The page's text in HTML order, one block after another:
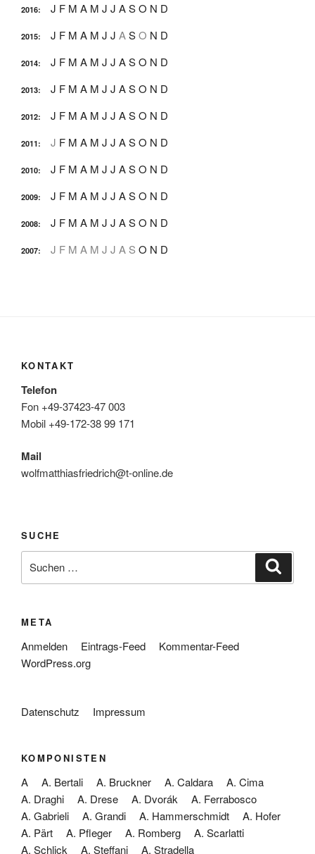
2016: J F M A M J J ASO N D
2015: J F M A M J J ASO N D
2014: J F M A M J J ASO N D
2013: J F M A M J J ASO N D
2012: J F M A M J J ASO N D
2011: J F M A M J J ASO N D
2010: J F M A M J J ASO N D
2009: J F M A M J J ASO N D
2008: J F M A M J J ASO N D
2007: J F M A M J J A S O N D
KONTAKT
Telefon
Fon +49-37423-47 003
Mobil +49-172-38 99 171
Mail
wolfmatthiasfriedrich@t-online.de
SUCHE
nach:
META
Anmelden Eintrags-Feed
Kommentar-Feed
WordPress.org
Datenschutz Impressum
KOMPONISTEN
A A. Bertali A. Bruckner A. Caldara
A. Cima
A. Draghi
A. Drese A. Dvorák
A. Ferrabosco
A. Gabrieli
A. Grandi A. Hammerschmidt
A. Hofer
A. Pärt
A. Pfleger A. Romberg
A. Scarlatti
A. Schlick
A. Steffani A. Stradella